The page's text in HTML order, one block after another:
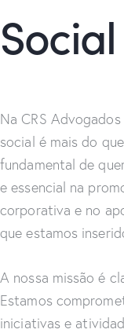
Social
Na CRS
social é mais do
fundamental de
e essencial na
corporativa e no
que estamos
A nossa missão é
Estamos
iniciativas e